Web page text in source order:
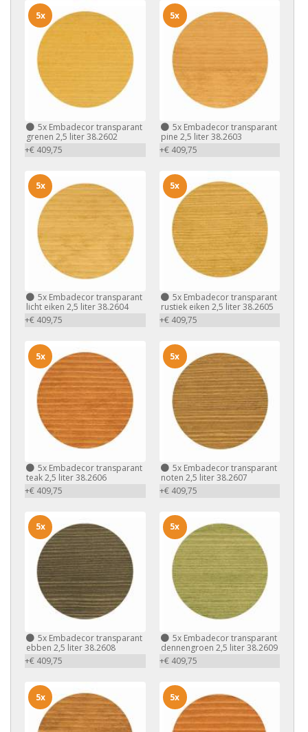
5x Embadecor transparant
grenen 2,5 liter 38.2602
+€ 409,75
5x
5xEmbadecor transparant
pine 2,5 liter 38.2603
+€ 409,75
5x
5x Embadecor transparant
licht eiken 2,5 liter 38.2604
+€ 409,75
5x
5xEmbadecor transparant
rustiek eiken 2,5 liter 38.2605
+€ 409,75
5x
5x Embadecor transparant
teak 2,5 liter 38.2606
+€ 409,75
5x
5xEmbadecor transparant
noten 2,5 liter 38.2607
+€ 409,75
5x
5x Embadecor transparant
ebben 2,5 liter 38.2608
+€ 409,75
5x
5xEmbadecor transparant
dennengroen 2,5 liter 38.2609
+€ 409,75
5x
5x 5x